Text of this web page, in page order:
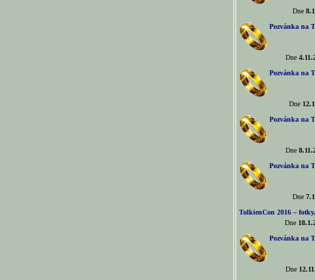
Dne
Pozvánka na
Dne
Pozvánka na
Dne
Pozvánka na
Dne
Pozvánka na
Dne
TolkienCon 2016 –
Dne
Pozvánka na
Dne